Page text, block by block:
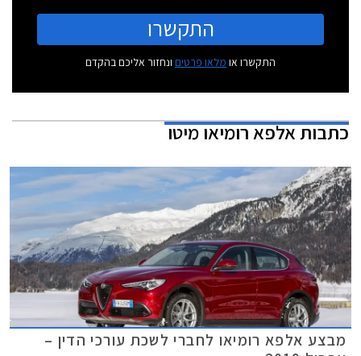
התקשרו
התקשרו או מלאו פרטים ונחזור אליכם בהקדם
כתבותאלפא רומיאו מיטו
מבצע אלפא רומיאו לחברי לשכת עורכי הדין –